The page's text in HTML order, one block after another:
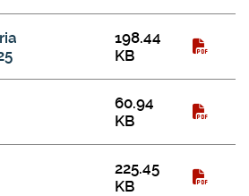
198.44
KB
60.94
KB
225.45
KB